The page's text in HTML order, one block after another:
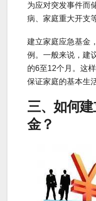
为应对突发事件而
病、家庭重大开支
建立家庭应急基金
例。一般来说，建
的6至12个月。这
保证家庭的基本生
三、如何
金？